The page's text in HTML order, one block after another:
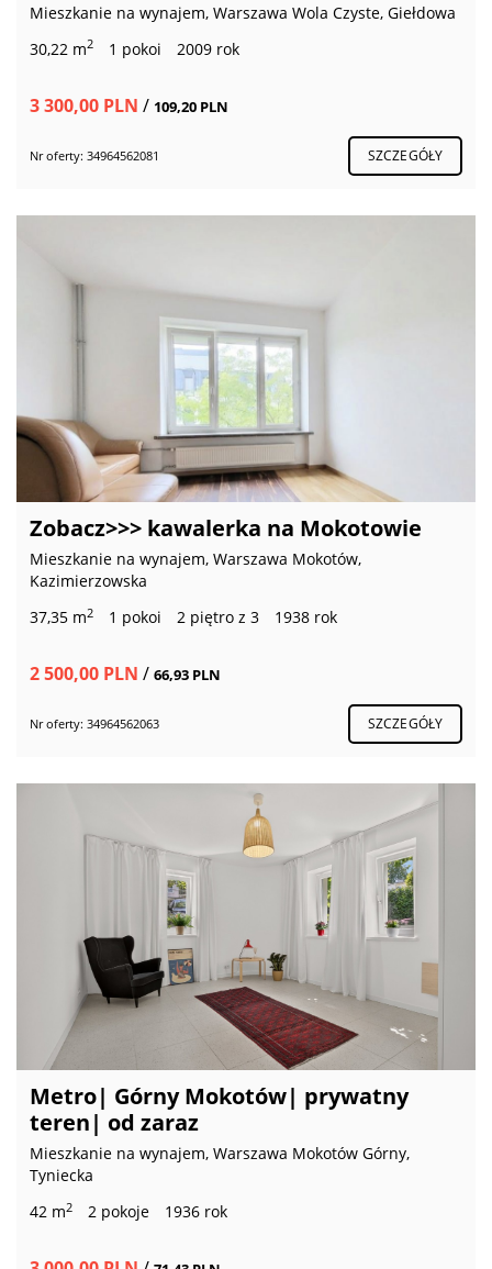
Mieszkanie na wynajem, Warszawa Wola Czyste, Giełdowa
30,22 m2 1 pokoi 2009 rok
3 300,00 PLN / 109,20 PLN
Nr oferty: 34964562081 SZCZEGÓŁY
Zobacz>>> kawalerka na Mokotowie
Mieszkanie na wynajem, Warszawa Mokotów,
Kazimierzowska
37,35 m2 1 pokoi 2 piętro z 3 1938 rok
2 500,00 PLN / 66,93 PLN
Nr oferty: 34964562063 SZCZEGÓŁY
Metro| Górny Mokotów| prywatny
teren| od zaraz
Mieszkanie na wynajem, Warszawa Mokotów Górny,
Tyniecka
42 m2 2 pokoje 1936 rok